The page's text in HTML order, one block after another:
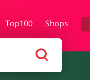
Top100 Shops